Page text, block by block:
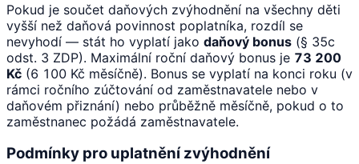
Pokud je součet daňových zvýhodnění na všechny děti
vyšší než daňová povinnost poplatníka, rozdíl se
nevyhodí — stát ho vyplatí jako daňový bonus (§ 35c
odst. 3 ZDP). Maximální roční daňový bonus je 73 200
Kč (6 100 Kč měsíčně). Bonus se vyplatí na konci roku (v
rámci ročního zúčtování od zaměstnavatele nebo v
daňovém přiznání) nebo průběžně měsíčně, pokud o to
zaměstnanec požádá zaměstnavatele.
Podmínky pro uplatnění zvýhodnění